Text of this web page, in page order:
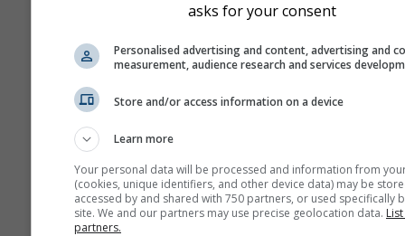
AGRO
asks for your consent
Personalised advertising and content, advertising and
measurement, audience research and services
Store and/or access information on a device
Learn more
Your personal data will be processed and information from
(cookies, unique identifiers, and other device data) may be
accessed by and shared with 750 partners, or used specifically
site. We and our partners may use precise geolocation data.
partners.